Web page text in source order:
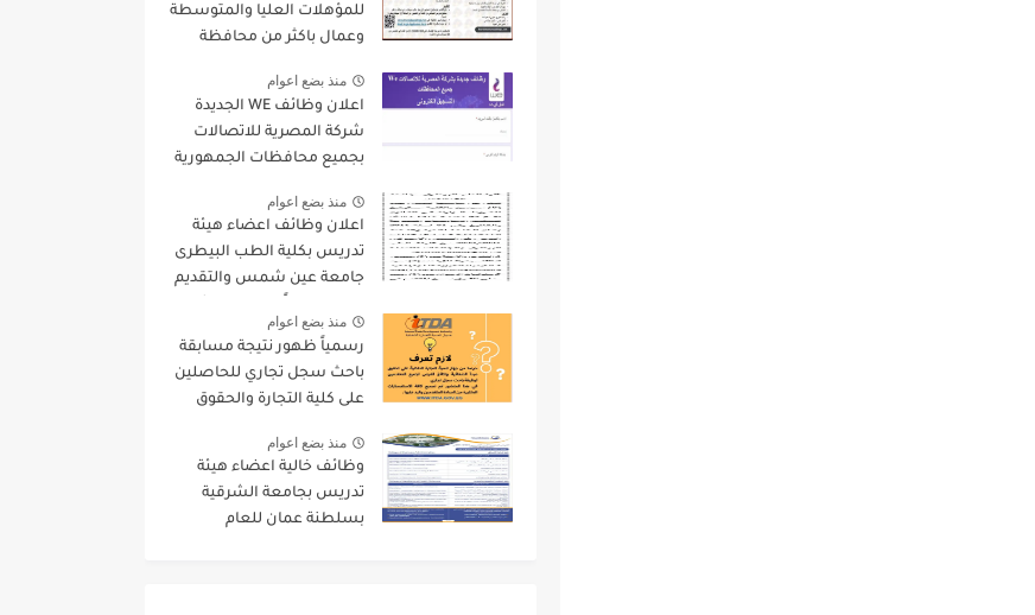
للمؤهلات العليا والمتوسطة
وعمال باكثر من محافظة
منذ بضع اعوام
اعلان وظائف WE الجديدة
شركة المصرية للاتصالات
بجميع محافظات الجمهورية
منذ بضع اعوام
اعلان وظائف اعضاء هيئة
تدريس بكلية الطب البيطرى
جامعة عين شمس والتقديم
الاعلان
منذ بضع اعوام
رسمياً ظهور نتيجة مسابقة
باحث سجل تجاري للحاصلين
على كلية التجارة والحقوق
الهامة بخصوص المسابقة
منذ بضع اعوام
وظائف خالية اعضاء هيئة
تدريس بجامعة الشرقية
بسلطنة عمان للعام